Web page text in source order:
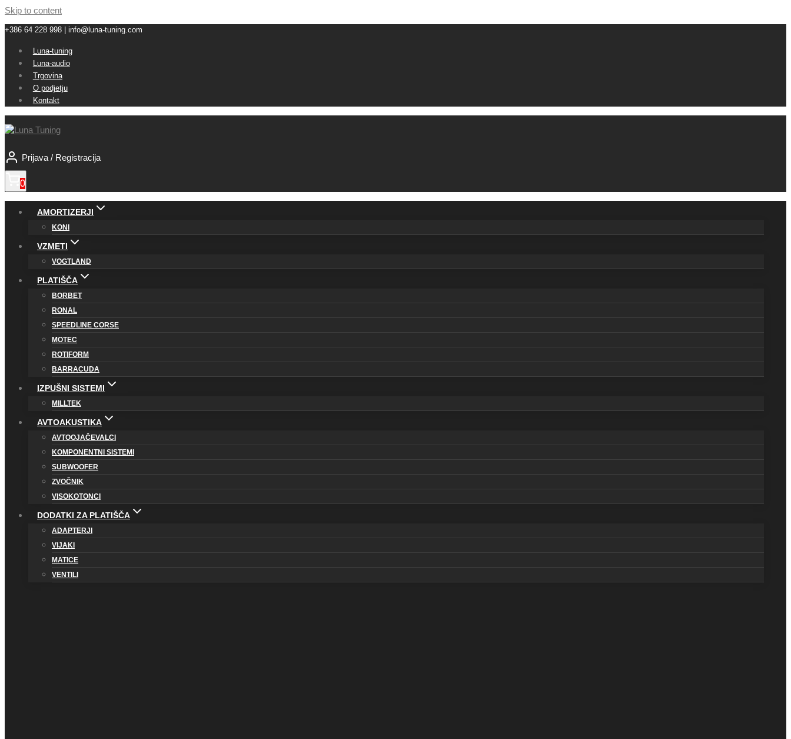
Skip to content
+386 64 228 998 | info@luna-tuning.com
Luna-tuning
Luna-audio
Trgovina
O podjetju
Kontakt
Prijava / Registracija
0
AMORTIZERJI
KONI
VZMETI
VOGTLAND
PLATIŠČA
BORBET
RONAL
SPEEDLINE CORSE
MOTEC
ROTIFORM
BARRACUDA
IZPUŠNI SISTEMI
MILLTEK
AVTOAKUSTIKA
AVTOOJAČEVALCI
KOMPONENTNI SISTEMI
SUBWOOFER
ZVOČNIK
VISOKOTONCI
DODATKI ZA PLATIŠČA
ADAPTERJI
VIJAKI
MATICE
VENTILI